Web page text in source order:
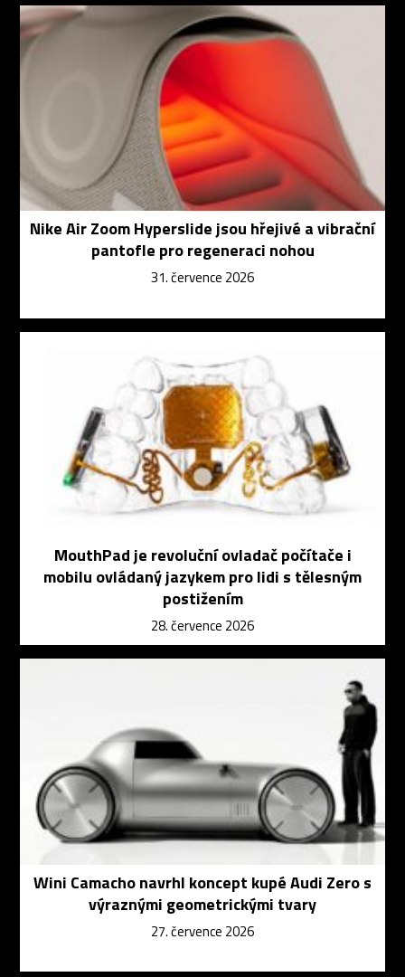
Nike Air Zoom Hyperslide jsou hřejivé a vibrační
pantofle pro regeneraci nohou
31. července 2026
MouthPad je revoluční ovladač počítače i
mobilu ovládaný jazykem pro lidi s tělesným
postižením
28. července 2026
Wini Camacho navrhl koncept kupé Audi Zero s
výraznými geometrickými tvary
27. července 2026